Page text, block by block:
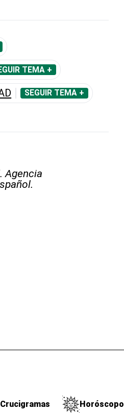
TEMA +
SEGUIR TEMA +
Agencia
Crucigramas Horóscopo